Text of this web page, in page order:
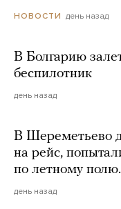
НОВОСТИ день назад
В Болгарию
беспилотник
день назад
В Шереметьево
на рейс,
по летному
день назад